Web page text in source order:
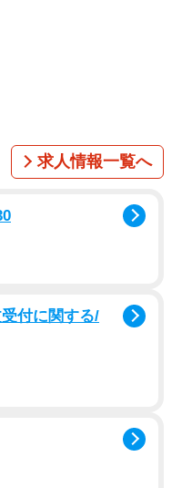
高校生であること」を
のミーティングで確認
でごはん７００グラム
４３発を放ち、１歳上
“浪速のミニラ”と呼ば
習も必死でやりまし
求人情報一覧へ
付に関する/